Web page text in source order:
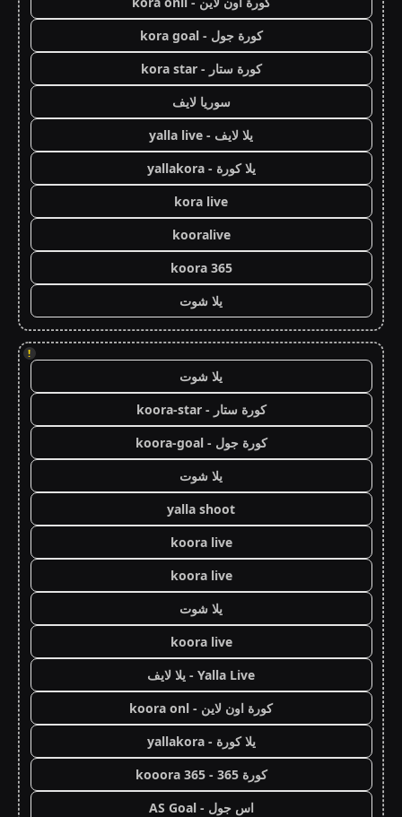
كورة جول - kora goal
كورة ستار - kora star
سوريا لايف
يلا لايف - yalla live
يلا كورة - yallakora
kora live
kooralive
koora 365
يلا شوت
!
يلا شوت
كورة ستار - koora-star
كورة جول - koora-goal
يلا شوت
yalla shoot
koora live
koora live
يلا شوت
koora live
Yalla Live - يلا لايف
كورة اون لاين - koora onl
يلا كورة - yallakora
كورة 365 - kooora 365
اس جول - AS Goal